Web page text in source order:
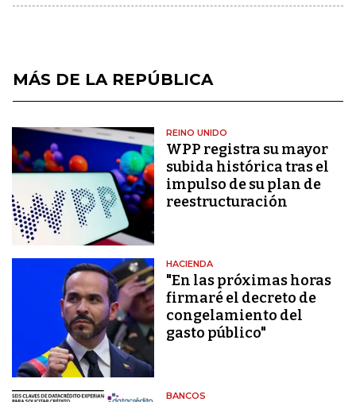
MÁS DE LA REPÚBLICA
REINO UNIDO
WPP registra su mayor
subida histórica tras el
impulso de su plan de
reestructuración
HACIENDA
"En las próximas horas
firmaré el decreto de
congelamiento del
gasto público"
BANCOS